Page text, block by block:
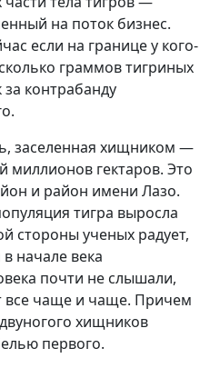
на поток бизнес.
если на границе у кого-
граммов тигриных
контрабанду
заселенная хищником —
миллионов гектаров. Это
и район имени Лазо.
тигра выросла
стороны ученых радует,
начале века
почти не слышали,
все чаще и чаще. Причем
хищников
первого.